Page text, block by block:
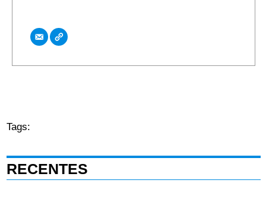
Tags:
RECENTES